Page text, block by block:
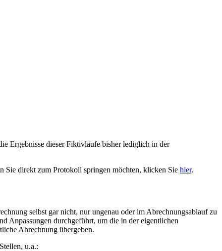
Ergebnisse dieser Fiktivläufe bisher lediglich in der
Sie direkt zum Protokoll springen möchten, klicken Sie hier.
selbst gar nicht, nur ungenau oder im Abrechnungsablauf zu
Anpassungen durchgeführt, um die in der eigentlichen
Abrechnung übergeben.
u.a.: